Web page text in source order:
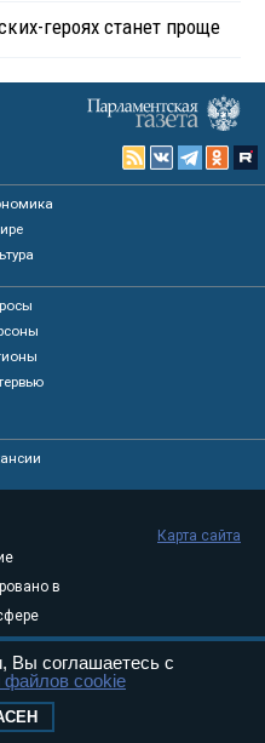
героях станет проще
в
и
05
ФС77-
Карта сайта
Вы соглашаетесь с
файлов cookie